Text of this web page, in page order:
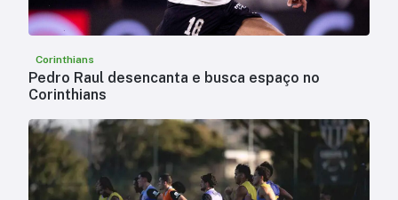
Corinthians
Pedro Raul desencanta e busca espaço no
Corinthians